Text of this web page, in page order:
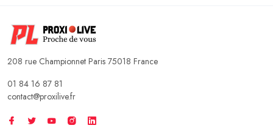
208 rue Championnet Paris 75018 France
01 84 16 87 81
contact@proxilive.fr